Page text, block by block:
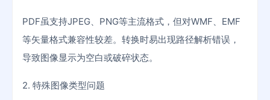
PDF虽支持JPEG、PNG等主流格式，但对WMF、EMF
等矢量格式兼容性较差。转换时易出现路径解析错误，
导致图像显示为空白或破碎状态。
2. 特殊图像类型问题